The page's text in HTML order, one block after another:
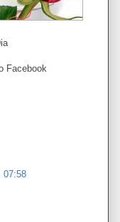
Facebook
07:58